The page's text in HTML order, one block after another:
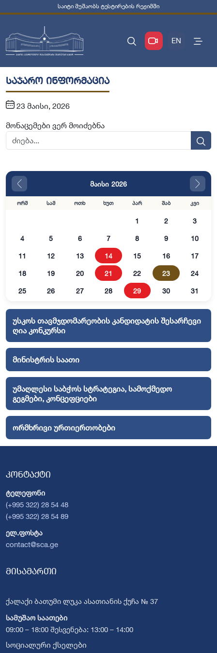
საიტი მუშაობს ტესტირების რეჟიმში
EN
საჯარო ინფორმაცია
23 მაისი, 2026
მონაცემები ვერ მოიძებნა
მაისი 2026
ორშ სამ ოთხ ხუთ პარ შაბ კვი
1 2 3
4 5 6 7 8 9 10
11 12 13 14 15 16 17
18 19 20 21 22 23 24
25 26 27 28 29 30 31
უსკოს თავმჯდომარეობის კანდიდატის შესარჩევი
ღია კონკურსი
მინისტრის საათი
უმაღლესი საბჭოს სტრატეგია, სამოქმედო
გეგმები, კონცეფციები
ორმხრივი ურთიერთობები
კონტაქტი
ტელეფონი
(+995 322) 28 54 48
(+995 322) 28 54 89
ელ.ფოსტა
contact@sca.ge
მისამართი
ქალაქი ბათუმი ლუკა ასათიანის ქუჩა № 37
სამუშაო საათები
09:00 – 18:00 შესვენება: 13:00 – 14:00
სოციალური ქსელები